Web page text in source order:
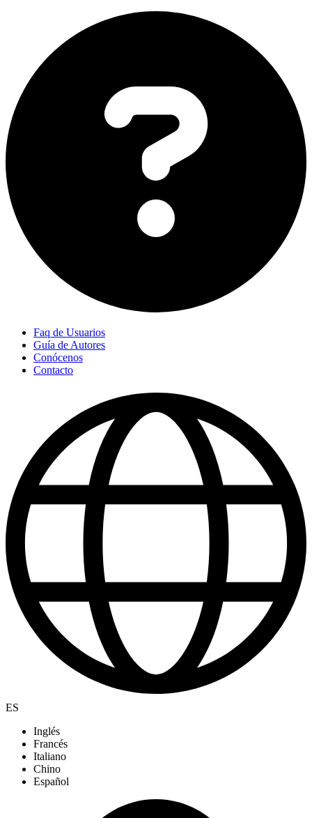
Faq de Usuarios
Guía de Autores
Conócenos
Contacto
ES
Inglés
Francés
Italiano
Chino
Español